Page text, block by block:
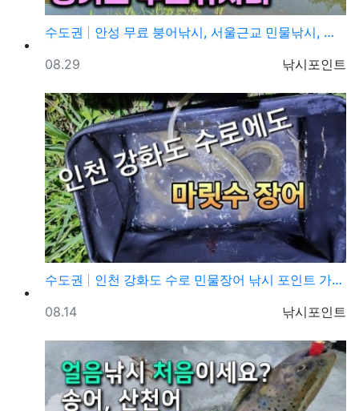
수도권
안성 무료 붕어낚시, 서울근교 민물낚시, 차박캠핑, 캠…
등록자
낚시포인트
등록일
08.29
수도권
인천 강화도 수로 민물장어 낚시 포인트 가볼만한곳
등록자
낚시포인트
등록일
08.14